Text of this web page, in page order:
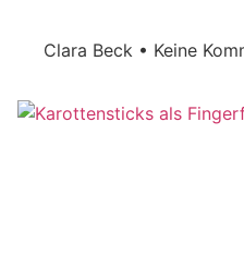
Clara Beck Keine